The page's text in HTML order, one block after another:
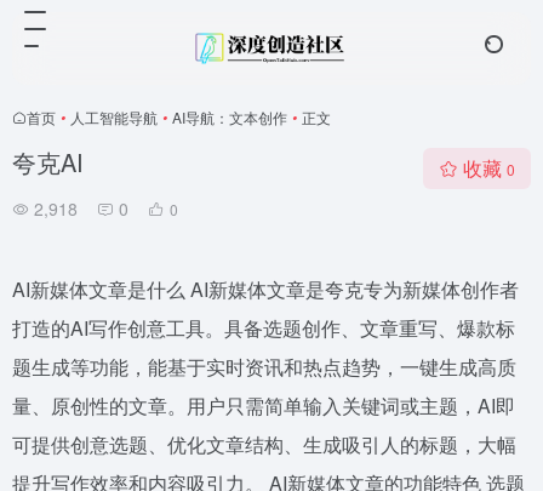
首页 • 人工智能导航 • AI导航：文本创作 • 正文
夸克AI
2,918 0 0
收藏 0
AI新媒体文章是什么 AI新媒体文章是夸克专为新媒体创作者
打造的AI写作创意工具。具备选题创作、文章重写、爆款标
题生成等功能，能基于实时资讯和热点趋势，一键生成高质
量、原创性的文章。用户只需简单输入关键词或主题，AI即
可提供创意选题、优化文章结构、生成吸引人的标题，大幅
提升写作效率和内容吸引力。 AI新媒体文章的功能特色 选题